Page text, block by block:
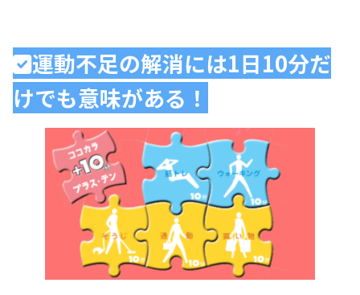
運動不足の解消には1日10分だ
けでも意味がある！